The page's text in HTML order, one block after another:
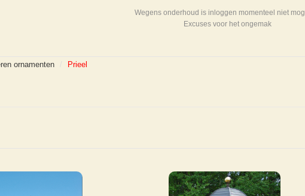
Wegens onderhoud is inloggen momenteel niet
Excuses voor het ongemak
ornamenten Prieel